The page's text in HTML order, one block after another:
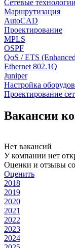
Сетевые технологии
Маршрутизация
AutoCAD
Проектирование
MPLS
OSPF
QoS / ETS
Ethernet 802.1Q
Juniper
Настройка
Проектирование
Вакансии
Нет вакансий
У компании нет
Оценки и отзывы
Оценить
2018
2019
2020
2021
2022
2023
2024